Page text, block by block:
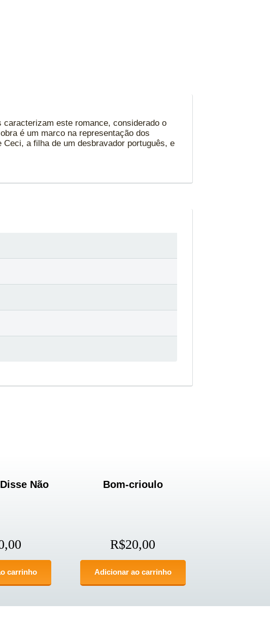
este romance, considerado o
é um marco na representação dos
a filha de um desbravador português, e
Não
carrinho
Bom-crioulo
R$20,00
Adicionar ao carrinho